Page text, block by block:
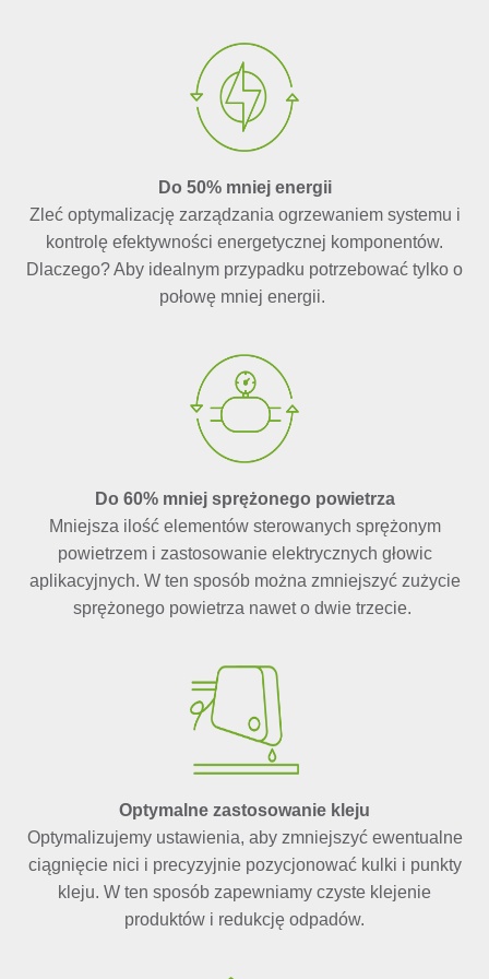
Do 50% mniej energii
Zleć optymalizację zarządzania ogrzewaniem systemu i
kontrolę efektywności energetycznej komponentów.
Dlaczego? Aby idealnym przypadku potrzebować tylko o
połowę mniej energii.
Do 60% mniej sprężonego powietrza
Mniejsza ilość elementów sterowanych sprężonym
powietrzem i zastosowanie elektrycznych głowic
aplikacyjnych. W ten sposób można zmniejszyć zużycie
sprężonego powietrza nawet o dwie trzecie.
Optymalne zastosowanie kleju
Optymalizujemy ustawienia, aby zmniejszyć ewentualne
ciągnięcie nici i precyzyjnie pozycjonować kulki i punkty
kleju. W ten sposób zapewniamy czyste klejenie
produktów i redukcję odpadów.